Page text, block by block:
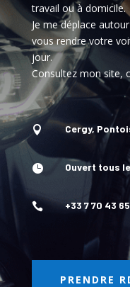
travail ou à domicile.
Je me déplace
vous rendre votre
jour.
Consultez mon site,
 Cergy,
 Ouvert tous
 +33 7 70 43
PRENDRE